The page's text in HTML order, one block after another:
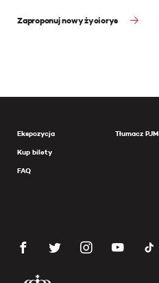
Zaproponuj nowy życiorys
Ekspozycja
Kup bilety
FAQ
Tłumacz PJM